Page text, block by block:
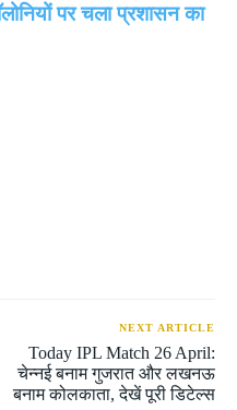
पर चला प्रशासन का
NEXT ARTICLE
Today IPL Match 26 April:
चेन्नई बनाम गुजरात और लखनऊ
बनाम कोलकाता, देखें पूरी डिटेल्स